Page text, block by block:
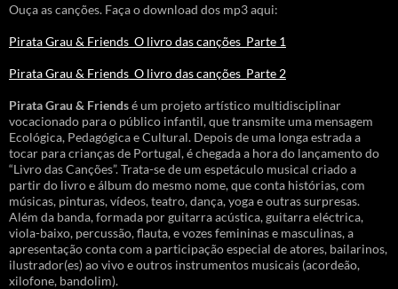
Ouça as canções. Faça o download dos mp3 aqui:
Pirata Grau & Friends_O livro das canções_Parte 1
Pirata Grau & Friends_O livro das canções_Parte 2
Pirata Grau & Friendsé um projeto artístico multidisciplinar
vocacionado para o público infantil, que transmite uma mensagem
Ecológica, Pedagógica e Cultural. Depois de uma longa estrada a
tocar para crianças de Portugal, é chegada a hora do lançamento do
“Livro das Canções”. Trata-se de um espetáculo musical criado a
partir do livro e álbum do mesmo nome, que conta histórias, com
músicas, pinturas, vídeos, teatro, dança, yoga e outras surpresas.
Além da banda, formada por guitarra acústica, guitarra eléctrica,
viola-baixo, percussão, flauta, e vozes femininas e masculinas, a
apresentação conta com a participação especial de atores, bailarinos,
ilustrador(es) ao vivo e outros instrumentos musicais (acordeão,
xilofone, bandolim).